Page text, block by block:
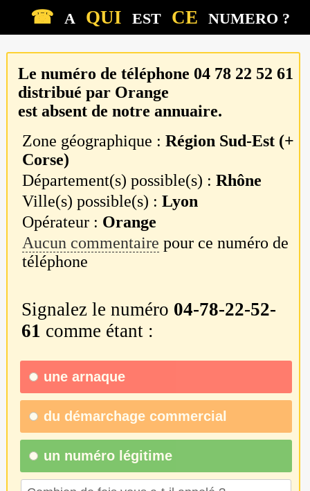
☎ A QUI EST CE NUMERO ?
Le numéro de téléphone 04 78 22 52 61
distribué par Orange
est absent de notre annuaire.
Zone géographique :Région Sud-Est (+
Corse)
Département(s) possible(s) :Rhône
Ville(s) possible(s) :Lyon
Opérateur : Orange
Aucun commentaire pour ce numéro de
téléphone
Signalez le numéro 04-78-22-52-
61 comme étant :
une arnaque
du démarchage commercial
un numéro légitime